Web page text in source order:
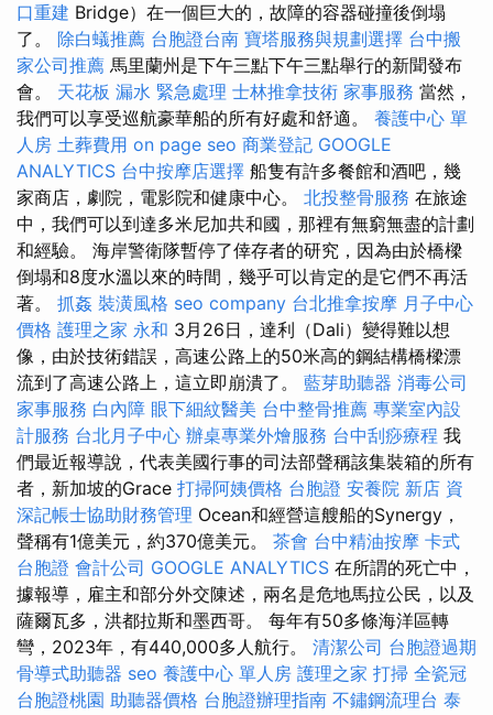
口重建 Bridge）在一個巨大的，故障的容器碰撞後倒塌
了。 除白蟻推薦 台胞證台南 寶塔服務與規劃選擇 台中搬
家公司推薦 馬里蘭州是下午三點下午三點舉行的新聞發布
會。 天花板 漏水 緊急處理 士林推拿技術 家事服務 當然，
我們可以享受巡航豪華船的所有好處和舒適。 養護中心 單
人房 土葬費用 on page seo 商業登記 GOOGLE
ANALYTICS 台中按摩店選擇 船隻有許多餐館和酒吧，幾
家商店，劇院，電影院和健康中心。 北投整骨服務 在旅途
中，我們可以到達多米尼加共和國，那裡有無窮無盡的計劃
和經驗。 海岸警衛隊暫停了倖存者的研究，因為由於橋樑
倒塌和8度水溫以來的時間，幾乎可以肯定的是它們不再活
著。 抓姦 裝潢風格 seo company 台北推拿按摩 月子中心
價格 護理之家 永和 3月26日，達利（Dali）變得難以想
像，由於技術錯誤，高速公路上的50米高的鋼結構橋樑漂
流到了高速公路上，這立即崩潰了。 藍芽助聽器 消毒公司
家事服務 白內障 眼下細紋醫美 台中整骨推薦 專業室內設
計服務 台北月子中心 辦桌專業外燴服務 台中刮痧療程 我
們最近報導說，代表美國行事的司法部聲稱該集裝箱的所有
者，新加坡的Grace 打掃阿姨價格 台胞證 安養院 新店 資
深記帳士協助財務管理 Ocean和經營這艘船的Synergy，
聲稱有1億美元，約370億美元。 茶會 台中精油按摩 卡式
台胞證 會計公司 GOOGLE ANALYTICS 在所謂的死亡中，
據報導，雇主和部分外交陳述，兩名是危地馬拉公民，以及
薩爾瓦多，洪都拉斯和墨西哥。 每年有50多條海洋區轉
彎，2023年，有440,000多人航行。 清潔公司 台胞證過期
骨導式助聽器 seo 養護中心 單人房 護理之家 打掃 全瓷冠
台胞證桃園 助聽器價格 台胞證辦理指南 不鏽鋼流理台 泰